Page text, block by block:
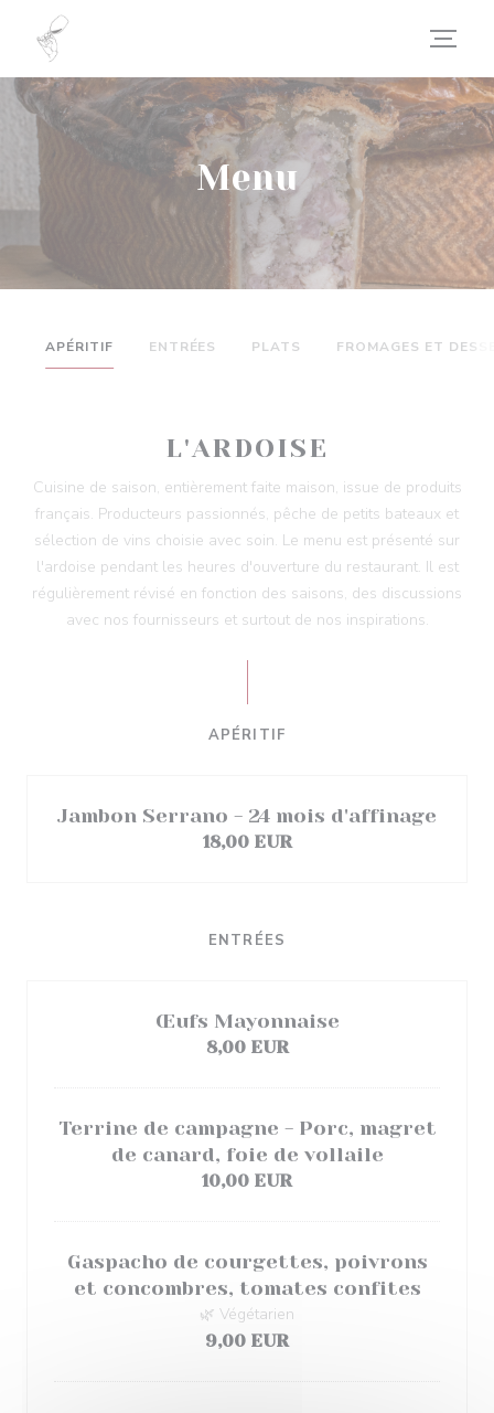
Personalizzazione delle tue scelte sui cookie
Menu
APÉRITIF ENTRÉES PLATS FROMAGES ET
L'ARDOISE
Cuisine de saison, entièrement faite maison, issue de produits
français. Producteurs passionnés, pêche de petits bateaux et
sélection de vins choisie avec soin. Le menu est présenté sur
l'ardoise pendant les heures d'ouverture du restaurant. Il est
régulièrement révisé en fonction des saisons, des discussions
avec nos fournisseurs et surtout de nos inspirations.
APÉRITIF
Jambon Serrano - 24 mois d'affinage
18,00 EUR
ENTRÉES
Œufs Mayonnaise
8,00 EUR
Terrine de campagne - Porc, magret
de canard, foie de vollaile
10,00 EUR
Gaspacho de courgettes, poivrons
et concombres, tomates confites
🌿 Végétarien
9,00 EUR